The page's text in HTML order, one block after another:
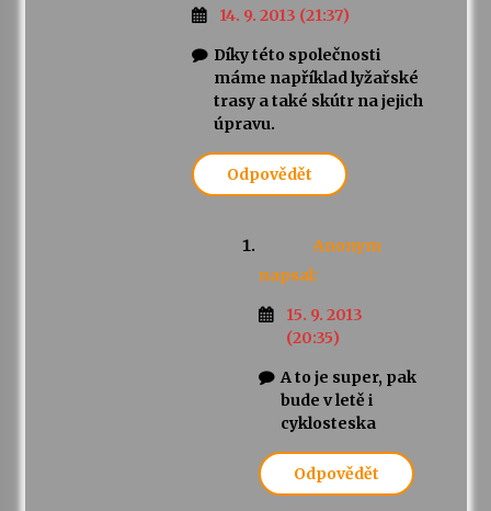
14. 9. 2013 (21:37)
Díky této společnosti
máme například lyžařské
trasy a také skútr na jejich
úpravu.
Odpovědět
Anonym
napsal:
15. 9. 2013
(20:35)
A to je super, pak
bude v letě i
cyklosteska
Odpovědět